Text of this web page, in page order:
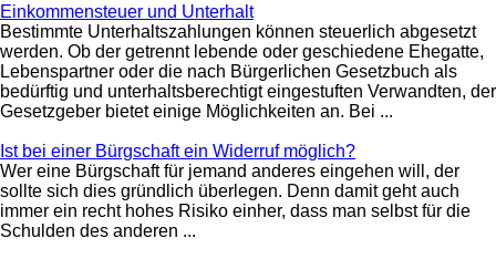
Einkommensteuer und Unterhalt
Bestimmte Unterhaltszahlungen können steuerlich abgesetzt
werden. Ob der getrennt lebende oder geschiedene Ehegatte,
Lebenspartner oder die nach Bürgerlichen Gesetzbuch als
bedürftig und unterhaltsberechtigt eingestuften Verwandten, der
Gesetzgeber bietet einige Möglichkeiten an. Bei ...
Ist bei einer Bürgschaft ein Widerruf möglich?
Wer eine Bürgschaft für jemand anderes eingehen will, der
sollte sich dies gründlich überlegen. Denn damit geht auch
immer ein recht hohes Risiko einher, dass man selbst für die
Schulden des anderen ...